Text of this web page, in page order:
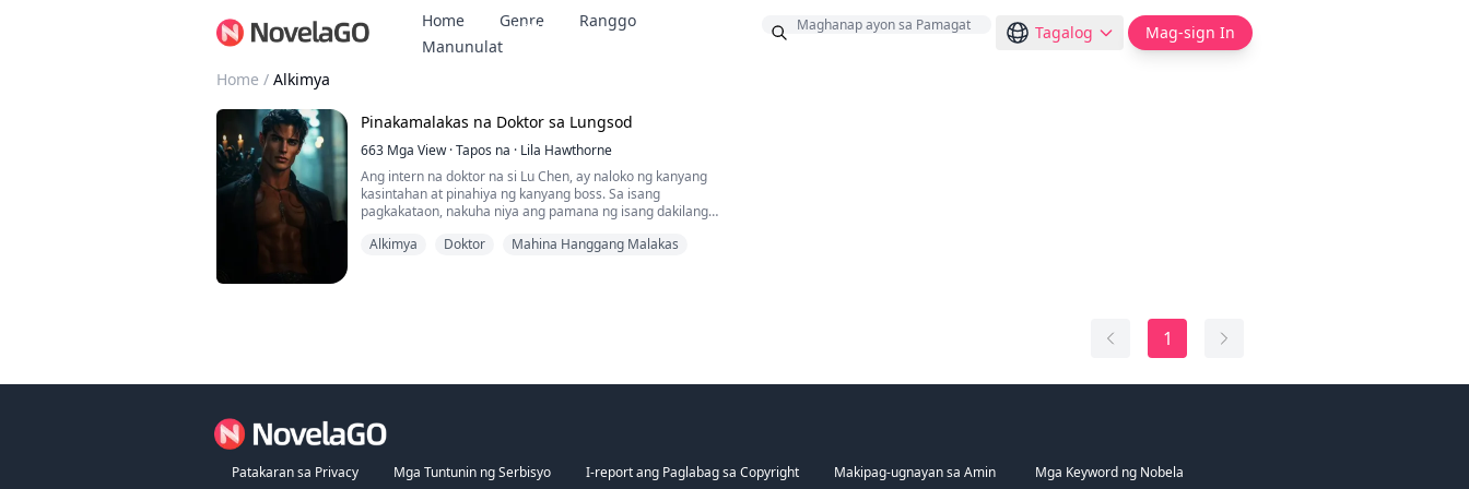
Home Genre
Ranggo
Manunulat
Bonus Tagalog Mag-sign In
Home / Alkimya
Pinakamalakas na Doktor sa Lungsod
663 Mga View·Tapos na · Lila Hawthorne
Ang intern na doktor na si Lu Chen, ay naloko ng kanyang
kasintahan at pinahiya ng kanyang boss. Sa isang
pagkakataon, nakuha niya ang pamana ng isang dakilang
kanyang kaalaman sa medisina upang baguhin ang hindi
Alkimya Doktor Mahina Hanggang Malakas
1
Patakaran sa Privacy Mga Tuntunin ng Serbisyo I-report ang Paglabag sa Copyright Makipag-ugnayan sa Amin Mga Keyword ng Nobela